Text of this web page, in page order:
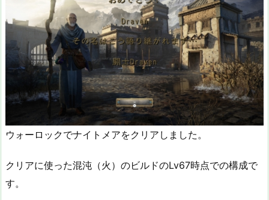
ウォーロックでナイトメアをクリアしました。
クリアに使った混沌（火）のビルドのLv67時点での構成で
す。